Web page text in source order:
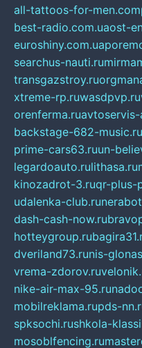
all-tattoos-for-men.com
best-radio.com.uaost-
euroshiny.com.ua
searchus-nauti.ru
transgazstroy.ru
xtreme-rp.ruwasdpvp.ru
orenferma.ru
backstage-682-music.ru
prime-cars63.ruun-
legardoauto.rulithasa.ru
kinozadrot-3.ruqr-plus-
udalenka-club.ru
dash-cash-now.ru
hotteygroup.ru
dveriland73.runis-
vrema-zdorov.ru
nike-air-max-95.ru
mobilreklama.rupds-
spksochi.rushkola-
mosoblfencing.ru